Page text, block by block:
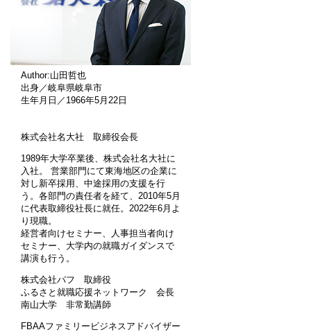
Author:山田哲也
出身／岐阜県岐阜市
生年月日／1966年5月22日
株式会社名大社 取締役会長
1989年大学卒業後、株式会社名大社に
入社。 営業部門にて東海地区の企業に
対し新卒採用、中途採用の支援を行
う。各部門の責任者を経て、2010年5月
に代表取締役社長に就任。2022年6月よ
り現職。
経営者向けセミナー、人事担当者向け
セミナー、大学内の就職ガイダンスで
講演も行う。
株式会社パフ 取締役
ふるさと就職応援ネットワーク 会長
南山大学 非常勤講師
FBAAファミリービジネスアドバイザー